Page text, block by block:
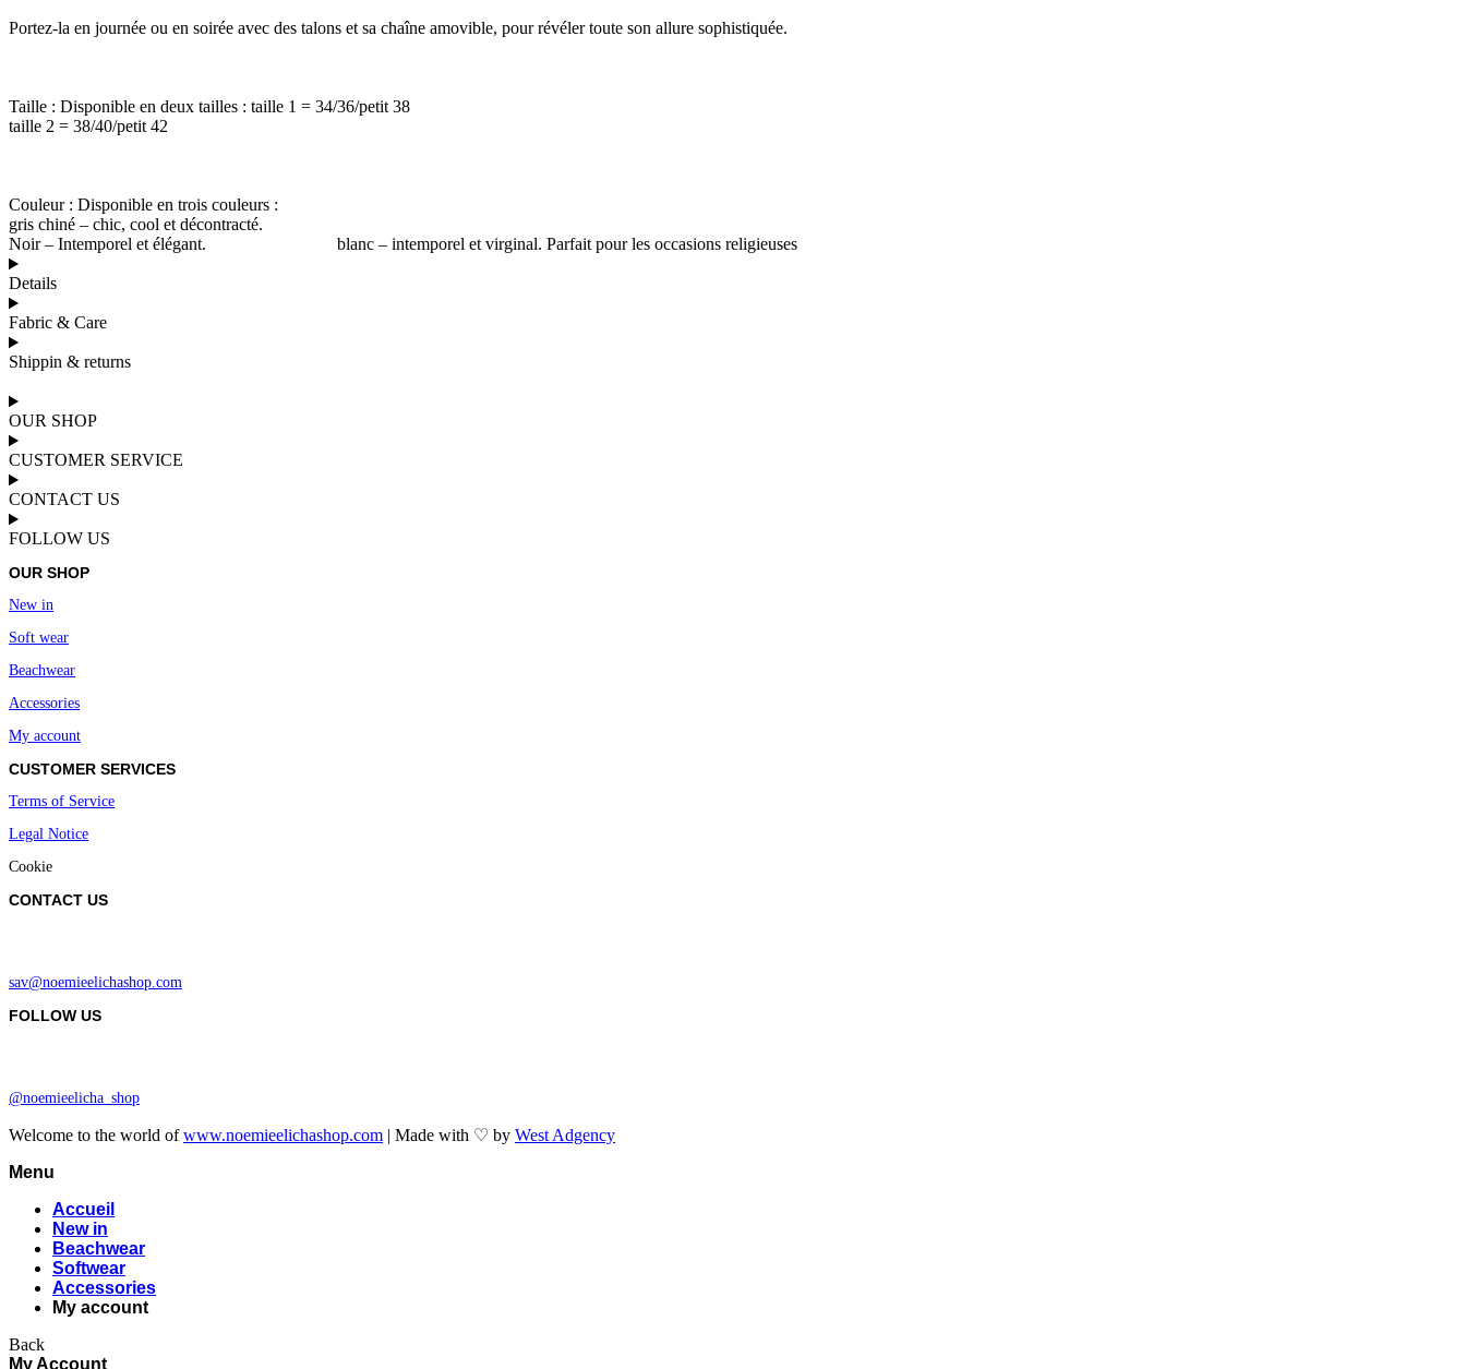
Portez-la en journée ou en soirée avec des talons et sa chaîne amovible, pour révéler toute son allure sophistiquée.
Taille : Disponible en deux tailles : taille 1 = 34/36/petit 38
taille 2 = 38/40/petit 42
Couleur : Disponible en trois couleurs :
gris chiné – chic, cool et décontracté.
Noir – Intemporel et élégant. blanc – intemporel et virginal. Parfait pour les occasions religieuses
Details
Fabric & Care
Shippin & returns
OUR SHOP
CUSTOMER SERVICE
CONTACT US
FOLLOW US
OUR SHOP
New in
Soft wear
Beachwear
Accessories
My account
CUSTOMER SERVICES
Terms of Service
Legal Notice
Cookie
CONTACT US
sav@noemieelichashop.com
FOLLOW US
@noemieelicha_shop
Welcome to the world ofwww.noemieelichashop.com | Made with ♡ by West Adgency
Menu
Accueil
New in
Beachwear
Softwear
Accessories
My account
Back
My Account